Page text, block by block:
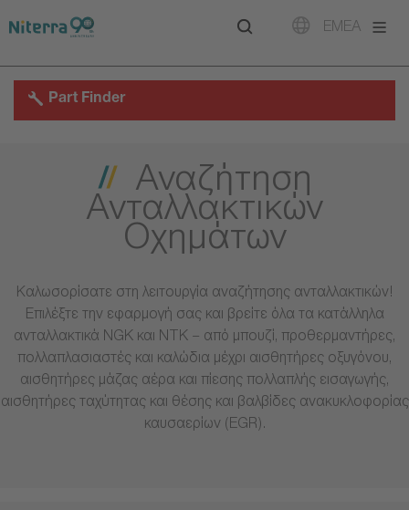
to
to
to
EMEA
Part Finder
Αναζήτηση
Ανταλλακτικών
Οχημάτων
Καλωσορίσατε στη λειτουργία αναζήτησης ανταλλακτικών!
Επιλέξτε την εφαρμογή σας και βρείτε όλα τα κατάλληλα
ανταλλακτικά NGK και NTK – από μπουζί, προθερμαντήρες,
πολλαπλασιαστές και καλώδια μέχρι αισθητήρες οξυγόνου,
αισθητήρες μάζας αέρα και πίεσης πολλαπλής εισαγωγής,
αισθητήρες ταχύτητας και θέσης και βαλβίδες ανακυκλοφορίας
καυσαερίων (EGR).